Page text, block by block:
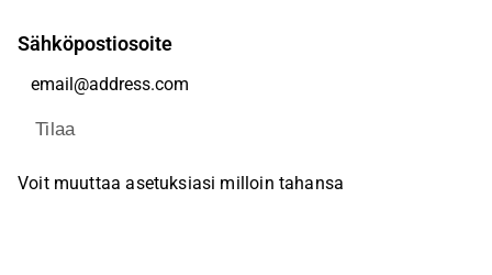
Sähköpostiosoite
Tilaa
Voit muuttaa asetuksiasi milloin tahansa